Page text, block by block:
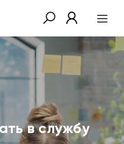
в службу